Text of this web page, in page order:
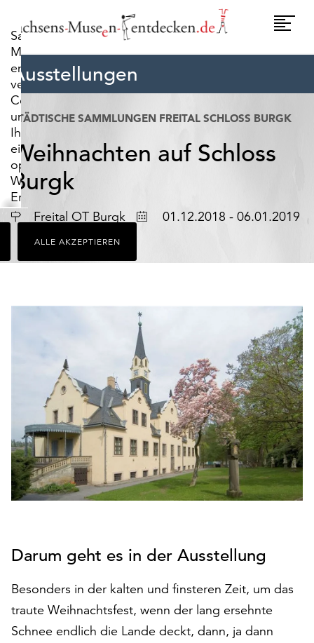
Sachsens-
Museen-
entdecken.de
verwendet
Cookies,
um
Ihnen
ein
optimales
Webseiten-
Erlebnis
zu
bieten.
Dazu
zählen
für
Betrieb
notwendig
(funktionale
Cookies),
sowie
solche,
die
lediglich
Statistikzwecken
werden.
Klicken
Sie
ALLE AKZEPTIEREN
Ausstellungen
STÄDTISCHE SAMMLUNGEN FREITAL SCHLOSS BURGK
Weihnachten auf Schloss
Burgk
Ort Freital OT Burgk Datum01.12.2018 - 06.01.2019
Darum geht es in der Ausstellung
Besonders in der kalten und finsteren Zeit, um das
traute Weihnachtsfest, wenn der lang ersehnte
Schnee endlich die Lande deckt, dann, ja dann